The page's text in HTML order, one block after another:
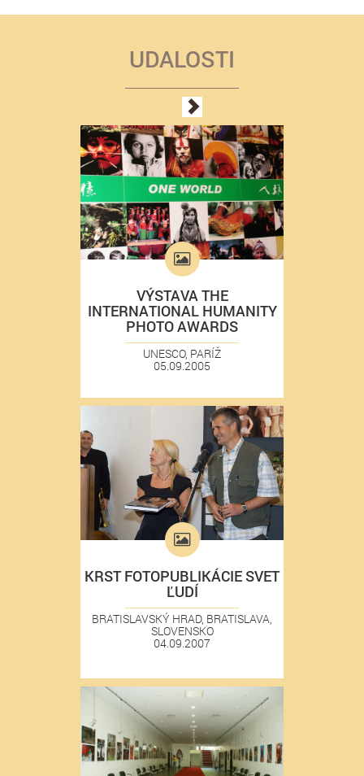
UDALOSTI
VÝSTAVA THE
INTERNATIONAL HUMANITY
PHOTO AWARDS
UNESCO, PARÍŽ
05.09.2005
KRST FOTOPUBLIKÁCIE SVET
ĽUDÍ
BRATISLAVSKÝ HRAD, BRATISLAVA,
SLOVENSKO
04.09.2007